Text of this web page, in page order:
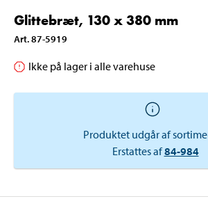
Glittebræt, 130 x 380 mm
Art.87-5919
Ikke på lager i alle varehuse
Produktet udgår af
Erstattes af84-984